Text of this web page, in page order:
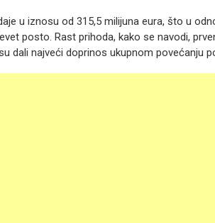
u iznosu od 315,5 milijuna eura, što u
posto. Rast prihoda, kako se navodi,
dali najveći doprinos ukupnom povećanju